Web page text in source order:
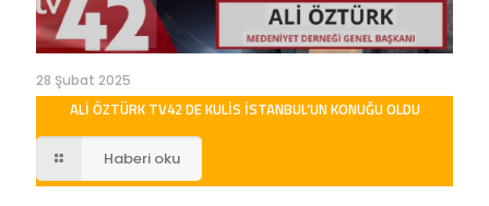
28 Şubat 2025
ALI ÖZTÜRK TV42 DE KULIS İSTANBUL’UN KONUĞU OLDU
Haberi oku